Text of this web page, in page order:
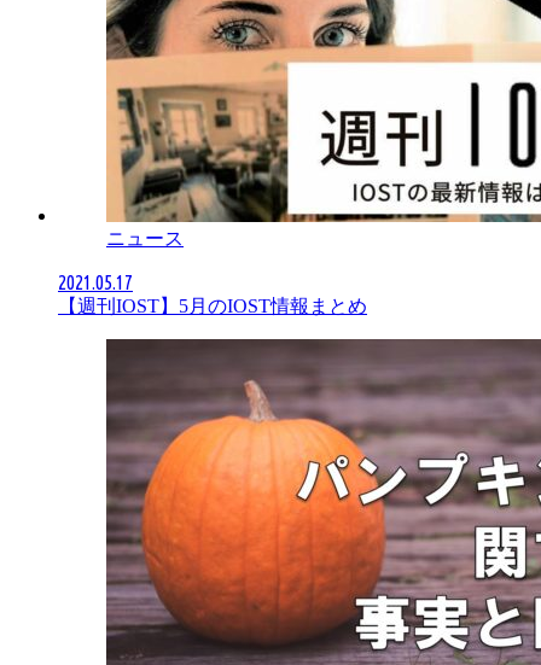
ニュース
2021.05.17
【週刊IOST】5月のIOST情報まとめ